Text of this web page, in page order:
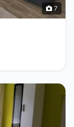
7